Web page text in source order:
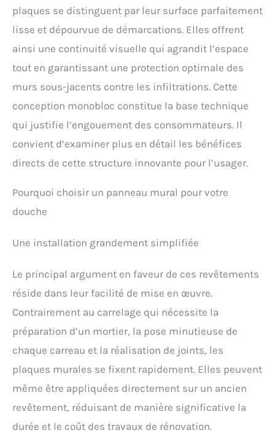
plaques se distinguent par leur surface parfaitement
lisse et dépourvue de démarcations. Elles offrent
ainsi une continuité visuelle qui agrandit l’espace
tout en garantissant une protection optimale des
murs sous-jacents contre les infiltrations. Cette
conception monobloc constitue la base technique
qui justifie l’engouement des consommateurs. Il
convient d’examiner plus en détail les bénéfices
directs de cette structure innovante pour l’usager.
Pourquoi choisir un panneau mural pour votre
douche
Une installation grandement simplifiée
Le principal argument en faveur de ces revêtements
réside dans leur facilité de mise en œuvre.
Contrairement au carrelage qui nécessite la
préparation d’un mortier, la pose minutieuse de
chaque carreau et la réalisation de joints, les
plaques murales se fixent rapidement. Elles peuvent
même être appliquées directement sur un ancien
revêtement, réduisant de manière significative la
durée et le coût des travaux de rénovation.